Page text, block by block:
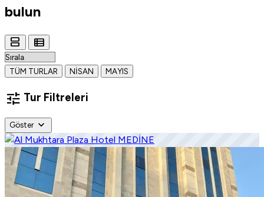
bulun
view_agenda view_list
TÜM TURLAR NISAN MAYIS
tune Tur Filtreleri
Göster expand_more
MEDİNE